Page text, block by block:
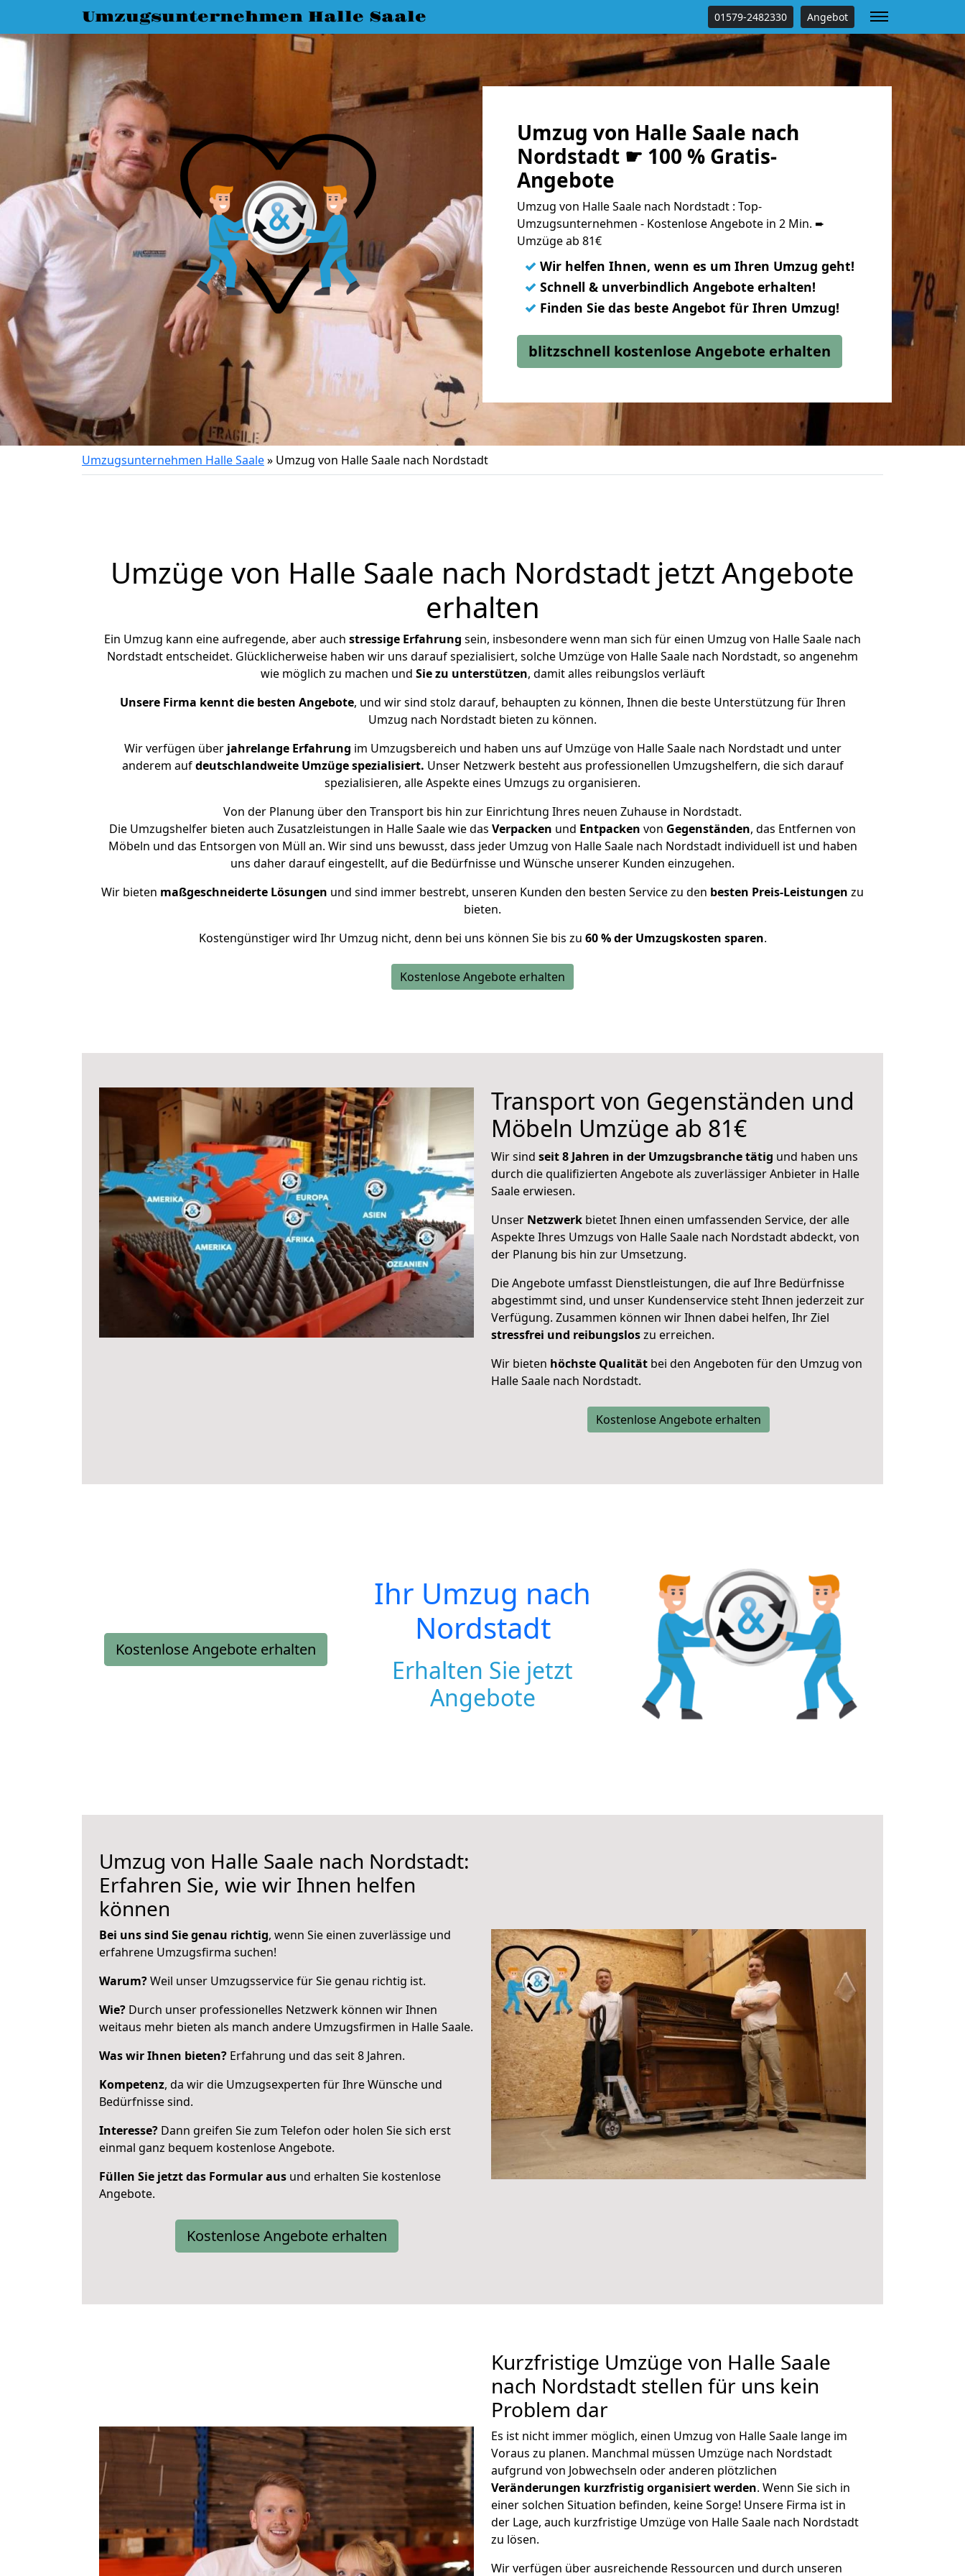
Umzugsunternehmen Halle Saale 01579-2482330 Angebot
Umzug von Halle Saale nach
Nordstadt ☛ 100 % Gratis-
Angebote
Umzug von Halle Saale nach Nordstadt : Top-
Umzugsunternehmen - Kostenlose Angebote in 2 Min. ➨
Umzüge ab 81€
✓ Wir helfen Ihnen, wenn es um Ihren Umzug geht!
✓ Schnell & unverbindlich Angebote erhalten!
✓ Finden Sie das beste Angebot für Ihren Umzug!
blitzschnell kostenlose Angebote erhalten
Umzugsunternehmen Halle Saale» Umzug von Halle Saale nach Nordstadt
Umzüge von Halle Saale nach Nordstadt jetzt Angebote
erhalten
Ein Umzug kann eine aufregende, aber auch stressige Erfahrung sein, insbesondere wenn man sich für einen Umzug von Halle Saale nach
Nordstadt entscheidet. Glücklicherweise haben wir uns darauf spezialisiert, solche Umzüge von Halle Saale nach Nordstadt, so angenehm
wie möglich zu machen und Sie zu unterstützen, damit alles reibungslos verläuft
Unsere Firma kennt die besten Angebote, und wir sind stolz darauf, behaupten zu können, Ihnen die beste Unterstützung für Ihren
Umzug nach Nordstadt bieten zu können.
Wir verfügen überjahrelange Erfahrung im Umzugsbereich und haben uns auf Umzüge von Halle Saale nach Nordstadt und unter
anderem aufdeutschlandweite Umzüge spezialisiert. Unser Netzwerk besteht aus professionellen Umzugshelfern, die sich darauf
spezialisieren, alle Aspekte eines Umzugs zu organisieren.
Von der Planung über den Transport bis hin zur Einrichtung Ihres neuen Zuhause in Nordstadt.
Die Umzugshelfer bieten auch Zusatzleistungen in Halle Saale wie das Verpacken und Entpacken von Gegenständen, das Entfernen von
Möbeln und das Entsorgen von Müll an. Wir sind uns bewusst, dass jeder Umzug von Halle Saale nach Nordstadt individuell ist und haben
uns daher darauf eingestellt, auf die Bedürfnisse und Wünsche unserer Kunden einzugehen.
Wir bieten maßgeschneiderte Lösungen und sind immer bestrebt, unseren Kunden den besten Service zu den besten Preis-Leistungen zu
bieten.
Kostengünstiger wird Ihr Umzug nicht, denn bei uns können Sie bis zu 60 % der Umzugskosten sparen.
Kostenlose Angebote erhalten
Transport von Gegenständen und
Möbeln Umzüge ab 81€
Wir sind seit 8 Jahren in der Umzugsbranche tätig und haben uns
durch die qualifizierten Angebote als zuverlässiger Anbieter in Halle
Saale erwiesen.
Unser Netzwerk bietet Ihnen einen umfassenden Service, der alle
Aspekte Ihres Umzugs von Halle Saale nach Nordstadt abdeckt, von
der Planung bis hin zur Umsetzung.
Die Angebote umfasst Dienstleistungen, die auf Ihre Bedürfnisse
abgestimmt sind, und unser Kundenservice steht Ihnen jederzeit zur
Verfügung. Zusammen können wir Ihnen dabei helfen, Ihr Ziel
stressfrei und reibungsloszu erreichen.
Wir bieten höchste Qualität bei den Angeboten für den Umzug von
Halle Saale nach Nordstadt.
Kostenlose Angebote erhalten
Kostenlose Angebote erhalten
Ihr Umzug nach
Nordstadt
Erhalten Sie jetzt
Angebote
Umzug von Halle Saale nach Nordstadt:
Erfahren Sie, wie wir Ihnen helfen
können
Bei uns sind Sie genau richtig, wenn Sie einen zuverlässige und
erfahrene Umzugsfirma suchen!
Warum?Weil unser Umzugsservice für Sie genau richtig ist.
Wie? Durch unser professionelles Netzwerk können wir Ihnen
weitaus mehr bieten als manch andere Umzugsfirmen in Halle Saale.
Was wir Ihnen bieten? Erfahrung und das seit 8 Jahren.
Kompetenz, da wir die Umzugsexperten für Ihre Wünsche und
Bedürfnisse sind.
Interesse? Dann greifen Sie zum Telefon oder holen Sie sich erst
einmal ganz bequem kostenlose Angebote.
Füllen Sie jetzt das Formular aus und erhalten Sie kostenlose
Angebote.
Kostenlose Angebote erhalten
Kurzfristige Umzüge von Halle Saale
nach Nordstadt stellen für uns kein
Problem dar
Es ist nicht immer möglich, einen Umzug von Halle Saale lange im
Voraus zu planen. Manchmal müssen Umzüge nach Nordstadt
aufgrund von Jobwechseln oder anderen plötzlichen
Veränderungen kurzfristig organisiert werden. Wenn Sie sich in
einer solchen Situation befinden, keine Sorge! Unsere Firma ist in
der Lage, auch kurzfristige Umzüge von Halle Saale nach Nordstadt
zu lösen.
Wir verfügen über ausreichende Ressourcen und durch unseren